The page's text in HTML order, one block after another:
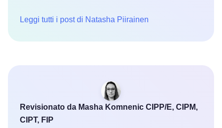
Leggi tutti i post di Natasha Piirainen
Revisionato da Masha Komnenic CIPP/E, CIPM,
CIPT, FIP